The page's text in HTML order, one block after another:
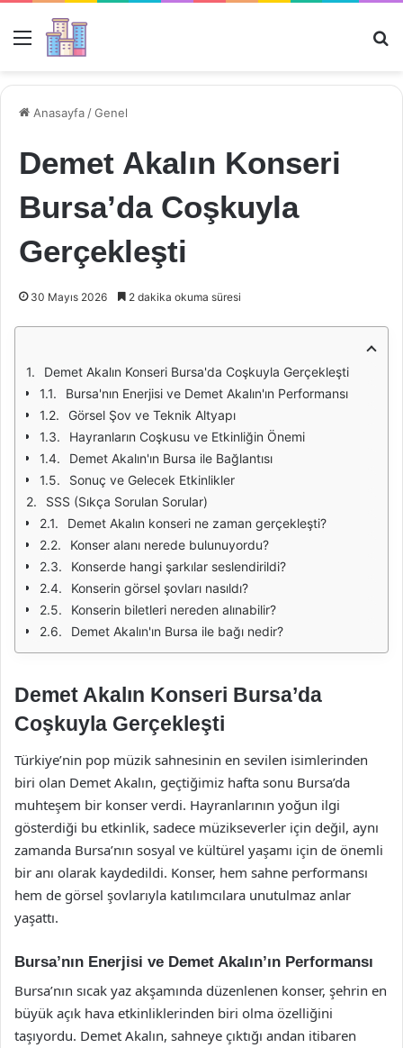
Menü
Anasayfa /Genel
Demet Akalın Konseri
Bursa’da Coşkuyla
Gerçekleşti
30 Mayıs 2026 2 dakika okuma süresi
Demet Akalın Konseri Bursa'da Coşkuyla Gerçekleşti
Bursa'nın Enerjisi ve Demet Akalın'ın Performansı
Görsel Şov ve Teknik Altyapı
Hayranların Coşkusu ve Etkinliğin Önemi
Demet Akalın'ın Bursa ile Bağlantısı
Sonuç ve Gelecek Etkinlikler
SSS (Sıkça Sorulan Sorular)
Demet Akalın konseri ne zaman gerçekleşti?
Konser alanı nerede bulunuyordu?
Konserde hangi şarkılar seslendirildi?
Konserin görsel şovları nasıldı?
Konserin biletleri nereden alınabilir?
Demet Akalın'ın Bursa ile bağı nedir?
Demet Akalın Konseri Bursa’da
Coşkuyla Gerçekleşti
Türkiye’nin pop müzik sahnesinin en sevilen isimlerinden
biri olan Demet Akalın, geçtiğimiz hafta sonu Bursa’da
muhteşem bir konser verdi. Hayranlarının yoğun ilgi
gösterdiği bu etkinlik, sadece müzikseverler için değil, aynı
zamanda Bursa’nın sosyal ve kültürel yaşamı için de önemli
bir anı olarak kaydedildi. Konser, hem sahne performansı
hem de görsel şovlarıyla katılımcılara unutulmaz anlar
yaşattı.
Bursa’nın Enerjisi ve Demet Akalın’ın Performansı
Bursa’nın sıcak yaz akşamında düzenlenen konser, şehrin en
büyük açık hava etkinliklerinden biri olma özelliğini
taşıyordu. Demet Akalın, sahneye çıktığı andan itibaren